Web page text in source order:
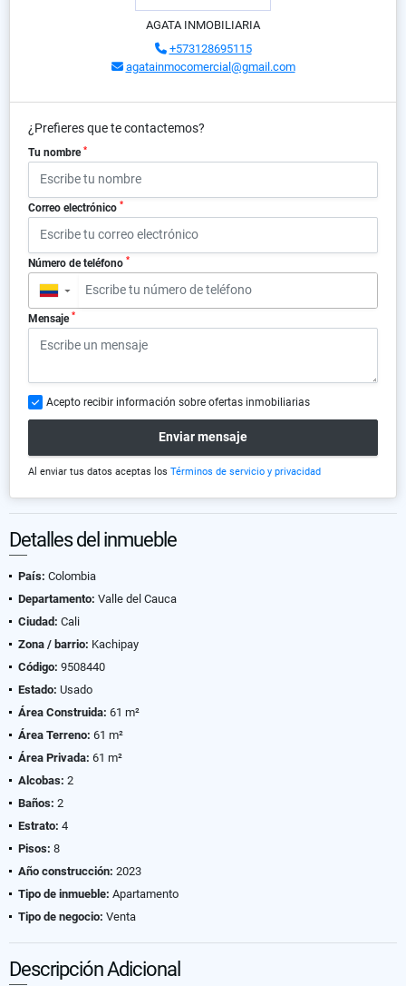
AGATA INMOBILIARIA
+573128695115
agatainmocomercial@gmail.com
¿Prefieres que te contactemos?
Tu nombre *
Correo electrónico *
Número de teléfono *
▼
Mensaje *
Acepto recibir información sobre ofertas inmobiliarias
Enviar mensaje
Al enviar tus datos aceptas los Términos de servicio y privacidad
Detalles del inmueble
País: Colombia
Departamento: Valle del Cauca
Ciudad: Cali
Zona / barrio: Kachipay
Código: 9508440
Estado: Usado
Área Construida: 61 m²
Área Terreno: 61 m²
Área Privada: 61 m²
Alcobas: 2
Baños: 2
Estrato: 4
Pisos: 8
Año construcción: 2023
Tipo de inmueble: Apartamento
Tipo de negocio: Venta
Descripción Adicional